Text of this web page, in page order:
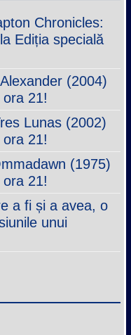
Chronicles:
Ediția specială
(2004)
21!
Lunas (2002)
21!
(1975)
21!
a fi și a avea, o
unui